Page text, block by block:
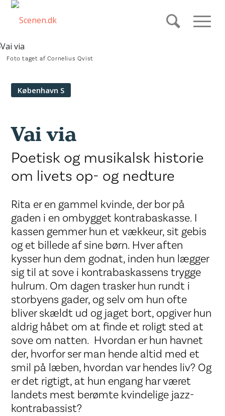
Foto taget af Cornelius Qvist
København S
Vai via
Poetisk og musikalsk historie
om livets op- og nedture
Rita er en gammel kvinde, der bor på
gaden i en ombygget kontrabaskasse. I
kassen gemmer hun et vækkeur, sit gebis
og et billede af sine børn. Hver aften
kysser hun dem godnat, inden hun lægger
sig til at sove i kontrabaskassens trygge
hulrum. Om dagen trasker hun rundt i
storbyens gader, og selv om hun ofte
bliver skældt ud og jaget bort, opgiver hun
aldrig håbet om at finde et roligt sted at
sove om natten. Hvordan er hun havnet
der, hvorfor ser man hende altid med et
smil på læben, hvordan var hendes liv? Og
er det rigtigt, at hun engang har været
landets mest berømte kvindelige jazz-
kontrabassist?